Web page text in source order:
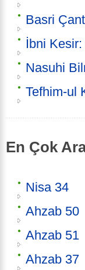
Basri
İbni
Nasuhi
Tefhim-ul
En Çok
Nisa 34
Ahzab 50
Ahzab 51
Ahzab 37